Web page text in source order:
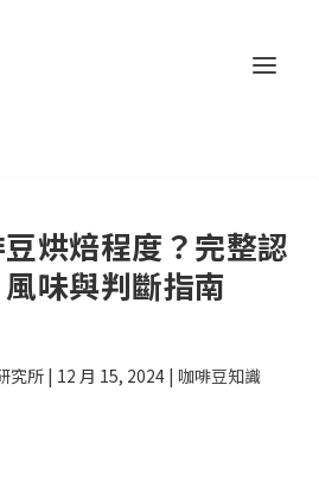
烘焙程度？完整認
味與判斷指南
究所 | 12 月 15, 2024 | 咖啡豆知識